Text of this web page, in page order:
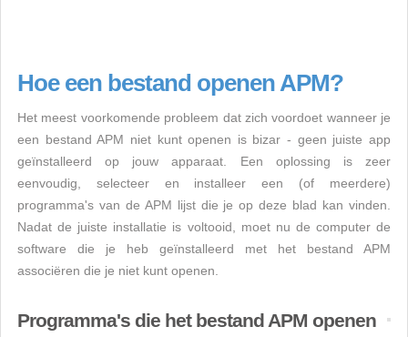
Hoe een bestand openen APM?
Het meest voorkomende probleem dat zich voordoet wanneer je
een bestand APM niet kunt openen is bizar - geen juiste app
geïnstalleerd op jouw apparaat. Een oplossing is zeer
eenvoudig, selecteer en installeer een (of meerdere)
programma's van de APM lijst die je op deze blad kan vinden.
Nadat de juiste installatie is voltooid, moet nu de computer de
software die je heb geïnstalleerd met het bestand APM
associëren die je niet kunt openen.
Programma's die het bestand APM openen